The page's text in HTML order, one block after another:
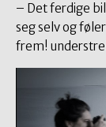
– Det ferdige
seg selv og
frem!